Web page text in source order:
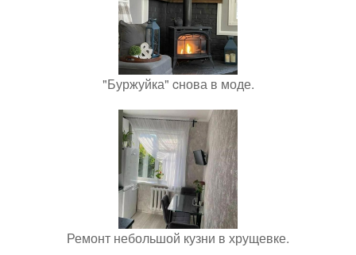
"Буржуйка" cнова в моде.
Ремонт небольшой кузни в хрущевке.